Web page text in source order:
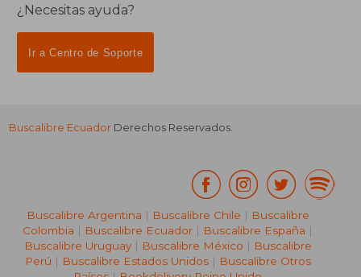
¿Necesitas ayuda?
Ir a Centro de Soporte
Buscalibre Ecuador Derechos Reservados.
Buscalibre Argentina | Buscalibre Chile | Buscalibre
Colombia | Buscalibre Ecuador | Buscalibre España |
Buscalibre Uruguay| Buscalibre México | Buscalibre
Perú | Buscalibre Estados Unidos| Buscalibre Otros